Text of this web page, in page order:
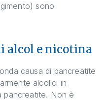
sono
alcol e nicotina
causa di pancreatite
alcolici in
pancreatite. Non è